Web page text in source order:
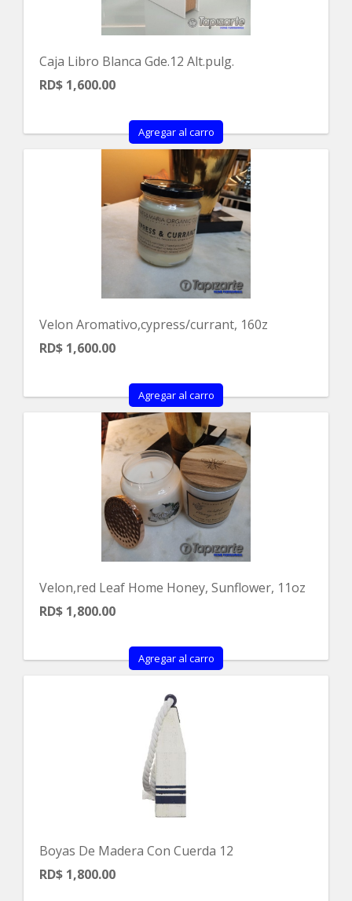
Caja Libro Blanca Gde.12 Alt.pulg.
RD$ 1,600.00
Agregar al carro
Velon Aromativo,cypress/currant, 160z
RD$ 1,600.00
Agregar al carro
Velon,red Leaf Home Honey, Sunflower, 11oz
RD$ 1,800.00
Agregar al carro
Boyas De Madera Con Cuerda 12
RD$ 1,800.00